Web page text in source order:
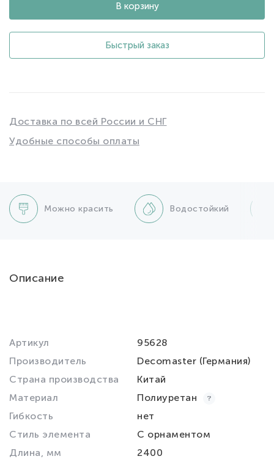
В корзину
Быстрый заказ
Доставка по всей России и СНГ
Удобные способы оплаты
Можно красить Водостойкий
Описание
Артикул
95628
Производитель
Decomaster (Германия)
Страна производства
Китай
Материал
Полиуретан
Гибкость
нет
Стиль элемента
С орнаментом
Длина, мм
2400